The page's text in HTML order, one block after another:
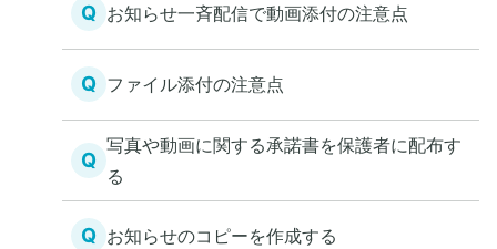
Q お知らせ一斉配信で動画添付の注意点
Q ファイル添付の注意点
Q
写真や動画に関する承諾書を保護者に配布す
る
Q お知らせのコピーを作成する